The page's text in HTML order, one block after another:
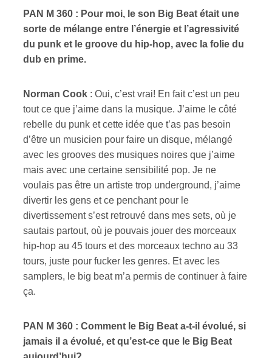
PAN M 360 : Pour moi, le son Big Beat était une
sorte de mélange entre l’énergie et l’agressivité
du punk et le groove du hip-hop, avec la folie du
dub en prime.
Norman Cook : Oui, c’est vrai! En fait c’est un peu
tout ce que j’aime dans la musique. J’aime le côté
rebelle du punk et cette idée que t’as pas besoin
d’être un musicien pour faire un disque, mélangé
avec les grooves des musiques noires que j’aime
mais avec une certaine sensibilité pop. Je ne
voulais pas être un artiste trop underground, j’aime
divertir les gens et ce penchant pour le
divertissement s’est retrouvé dans mes sets, où je
sautais partout, où je pouvais jouer des morceaux
hip-hop au 45 tours et des morceaux techno au 33
tours, juste pour fucker les genres. Et avec les
samplers, le big beat m’a permis de continuer à faire
ça.
PAN M 360 : Comment le Big Beat a-t-il évolué, si
jamais il a évolué, et qu’est-ce que le Big Beat